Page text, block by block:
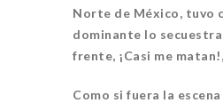
Norte de México, tuvo
dominante lo
frente, ¡Casi me
Como si fuera la